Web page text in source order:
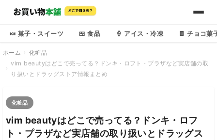
🍬 菓子・スイーツ 🍱 食品 🍦 アイス・冷凍 🍫 チョコ菓
ホーム
化粧品
vim beautyはどこで売ってる？ドンキ・ロフト・プラザなど実店舗の取
り扱いとドラッグストア情報まとめ
化粧品
vim beautyはどこで売ってる？ドンキ・ロフ
ト・プラザなど実店舗の取り扱いとドラッグス